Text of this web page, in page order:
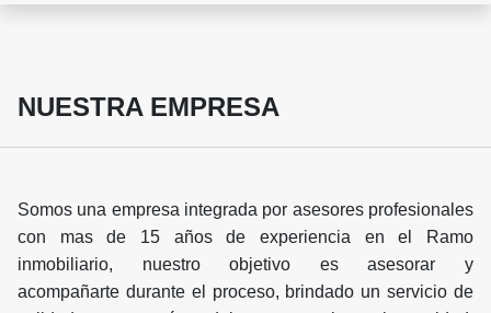
NUESTRA EMPRESA
Somos una empresa integrada por asesores profesionales
con mas de 15 años de experiencia en el Ramo
inmobiliario, nuestro objetivo es asesorar y
acompañarte durante el proceso, brindado un servicio de